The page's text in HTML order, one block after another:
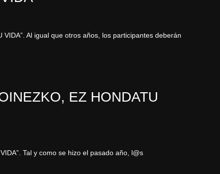
Al igual que otros años, los participantes deberán
EZ HONDATU
Tal y como se hizo el pasado año, l@s